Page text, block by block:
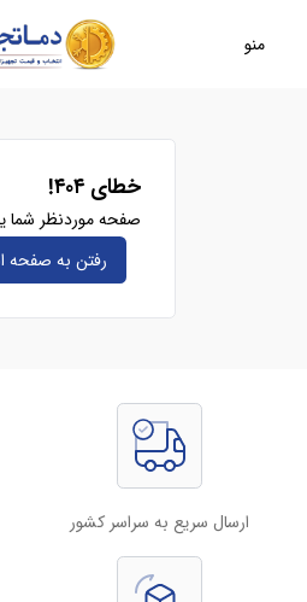
منو
خطای ۴۰۴!
صفحه موردنظر شما
رفتن به صفحه‌
ارسال سریع به سراسر کشور